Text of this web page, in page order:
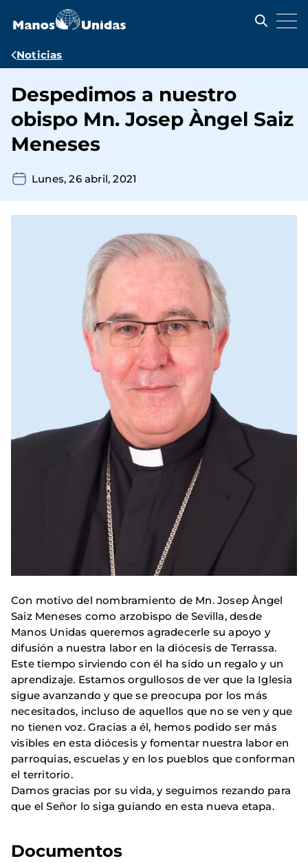
contenido
Ruta
navegación
Noticias
Despedimos a nuestro
obispo Mn. Josep Àngel Saiz
Meneses
Lunes, 26 abril, 2021
Con motivo del nombramiento de Mn. Josep Àngel
Saiz Meneses como arzobispo de Sevilla, desde
Manos Unidas queremos agradecerle su apoyo y
difusión a nuestra labor en la diócesis de Terrassa.
Este tiempo sirviendo con él ha sido un regalo y un
aprendizaje. Estamos orgullosos de ver que la Iglesia
sigue avanzando y que se preocupa por los más
necesitados, incluso de aquellos que no se ven y que
no tienen voz. Gracias a él, hemos podido ser más
visibles en esta diócesis y fomentar nuestra labor en
parroquias, escuelas y en los pueblos que conforman
el territorio.
Damos gracias por su vida, y seguimos rezando para
que el Señor lo siga guiando en esta nueva etapa.
Documentos